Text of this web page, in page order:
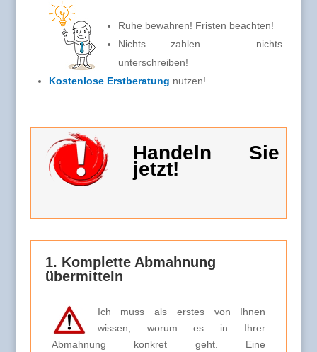
Ruhe bewahren! Fristen beachten!
Nichts zahlen – nichts
unterschreiben!
Kostenlose Erstberatung nutzen!
Handeln Sie
jetzt!
1. Komplette Abmahnung
übermitteln
Ich muss als erstes von Ihnen
wissen, worum es in Ihrer
Abmahnung konkret geht. Eine